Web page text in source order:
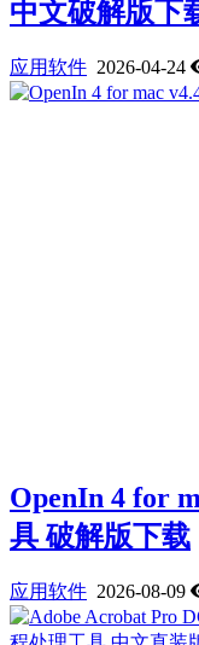
中文破解版下
应用软件 2026-04-24
OpenIn 4 for
具 破解版下载
应用软件 2026-08-09